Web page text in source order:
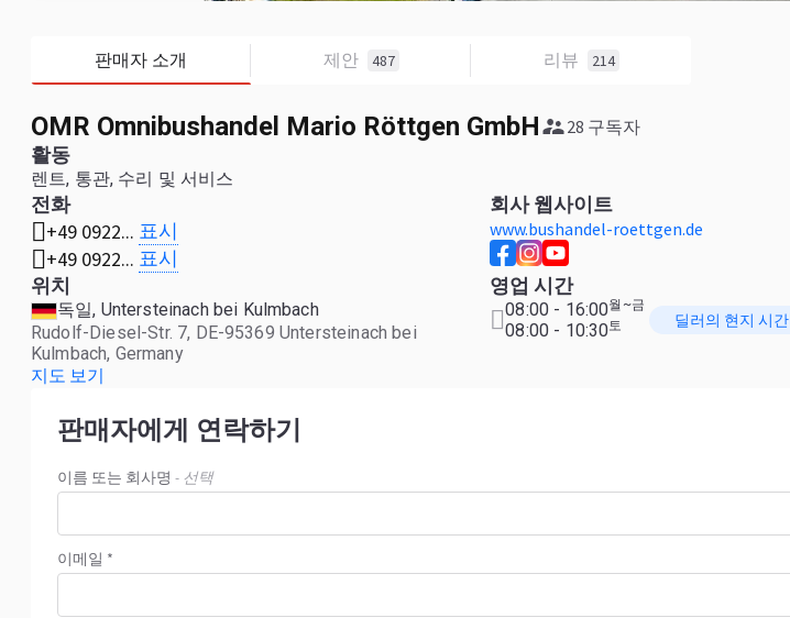
판매자 소개 제안 487 리뷰 214
OMR Omnibushandel Mario Röttgen GmbH 28 구독자
활동
렌트, 통관, 수리 및 서비스
전화
+49 0922... 표시
+49 0922... 표시
회사 웹사이트
www.bushandel-roettgen.de
위치
독일, Untersteinach bei Kulmbach
Rudolf-Diesel-Str. 7, DE-95369 Untersteinach bei
Kulmbach, Germany
지도 보기
영업 시간
08:00 - 16:00월~금
08:00 - 10:30토 딜러의 현지 시간
판매자에게 연락하기
이름 또는 회사명 - 선택
이메일 *